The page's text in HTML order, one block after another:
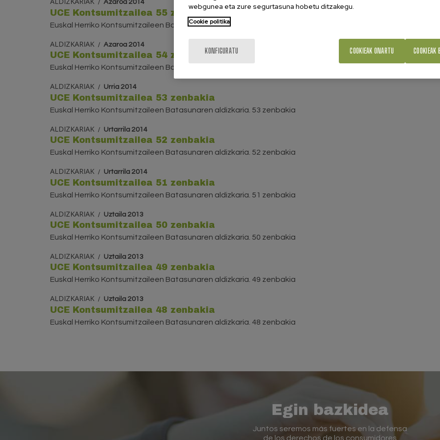
Azaroa 2014
UCE Kontsumitzailea 55 zenbakia
Euskal Herriko Kontsumitzaileen Batasunaren aldizkaria. 55 zenbakia
ALDIZKARIAK Azaroa 2014
UCE Kontsumitzailea 54 zenbakia
Euskal Herriko Kontsumitzaileen Batasunaren aldizkaria. 54 zenbakia
ALDIZKARIAK Urria 2014
UCE Kontsumitzailea 53 zenbakia
Euskal Herriko Kontsumitzaileen Batasunaren aldizkaria. 53 zenbakia
ALDIZKARIAK Urtarrila 2014
UCE Kontsumitzailea 52 zenbakia
Euskal Herriko Kontsumitzaileen Batasunaren aldizkaria. 52 zenbakia
ALDIZKARIAK Urtarrila 2014
UCE Kontsumitzailea 51 zenbakia
Euskal Herriko Kontsumitzaileen Batasunaren aldizkaria. 51 zenbakia
ALDIZKARIAK Uztaila 2013
UCE Kontsumitzailea 50 zenbakia
Euskal Herriko Kontsumitzaileen Batasunaren aldizkaria. 50 zenbakia
ALDIZKARIAK Uztaila 2013
UCE Kontsumitzailea 49 zenbakia
Euskal Herriko Kontsumitzaileen Batasunaren aldizkaria. 49 zenbakia
ALDIZKARIAK Uztaila 2013
UCE Kontsumitzailea 48 zenbakia
Euskal Herriko Kontsumitzaileen Batasunaren aldizkaria. 48 zenbakia
Egin bazkidea
Juntos seremos más fuertes en la defensa
de los derechos de los consumidores
webgunea eta zure segurtasuna hobetu ditzakegu.
Cookie politika
KONFIGURATU COOKIEAK
COOKIEAK ONARTU